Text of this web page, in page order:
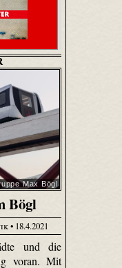
Max Bögl
Bögl
• 18.4.2021
und die
voran. Mit